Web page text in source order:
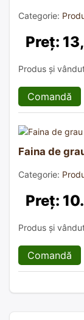
Categorie:
Preț:
Produs și
Comandă
Faina de
Categorie:
Preț:
Produs și
Comandă